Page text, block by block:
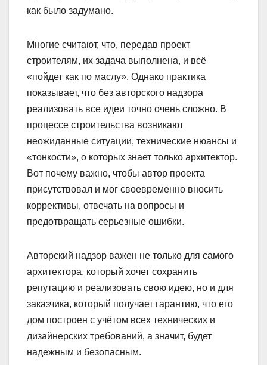
как было задумано.
Многие считают, что, передав проект
строителям, их задача выполнена, и всё
«пойдет как по маслу». Однако практика
показывает, что без авторского надзора
реализовать все идеи точно очень сложно. В
процессе строительства возникают
неожиданные ситуации, технические нюансы и
«тонкости», о которых знает только архитектор.
Вот почему важно, чтобы автор проекта
присутствовал и мог своевременно вносить
коррективы, отвечать на вопросы и
предотвращать серьезные ошибки.
Авторский надзор важен не только для самого
архитектора, который хочет сохранить
репутацию и реализовать свою идею, но и для
заказчика, который получает гарантию, что его
дом построен с учётом всех технических и
дизайнерских требований, а значит, будет
надежным и безопасным.